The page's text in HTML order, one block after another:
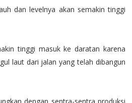
dan levelnya akan semakin tinggi
tinggi masuk ke daratan karena
laut dari jalan yang telah dibangun